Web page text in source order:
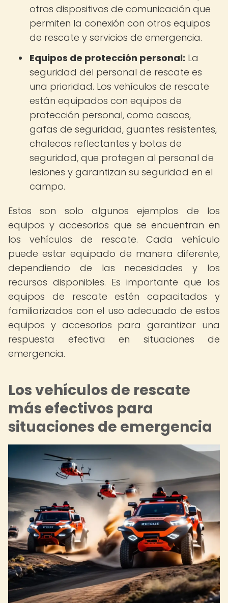
otros dispositivos de comunicación que
permiten la conexión con otros equipos
de rescate y servicios de emergencia.
Equipos de protección personal: La
seguridad del personal de rescate es
una prioridad. Los vehículos de rescate
están equipados con equipos de
protección personal, como cascos,
gafas de seguridad, guantes resistentes,
chalecos reflectantes y botas de
seguridad, que protegen al personal de
lesiones y garantizan su seguridad en el
campo.
Estos son solo algunos ejemplos de los
equipos y accesorios que se encuentran en
los vehículos de rescate. Cada vehículo
puede estar equipado de manera diferente,
dependiendo de las necesidades y los
recursos disponibles. Es importante que los
equipos de rescate estén capacitados y
familiarizados con el uso adecuado de estos
equipos y accesorios para garantizar una
respuesta efectiva en situaciones de
emergencia.
Los vehículos de rescate
más efectivos para
situaciones de emergencia